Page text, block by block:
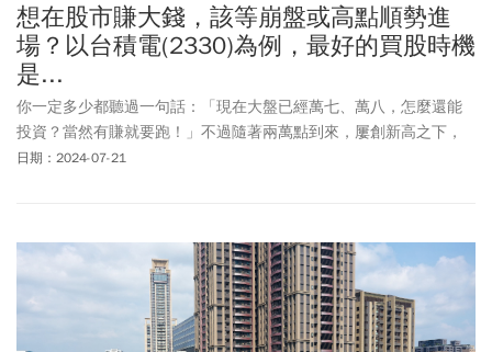
想在股市賺大錢，該等崩盤或高點順勢進
場？以台積電(2330)為例，最好的買股時機
是...
你一定多少都聽過一句話：「現在大盤已經萬七、萬八，怎麼還能
投資？當然有賺就要跑！」不過隨著兩萬點到來，屢創新高之下，
甚至近期新高的兩萬四千點，說要空手的人也手上沒股票，回頭總
日期：2024-07-21